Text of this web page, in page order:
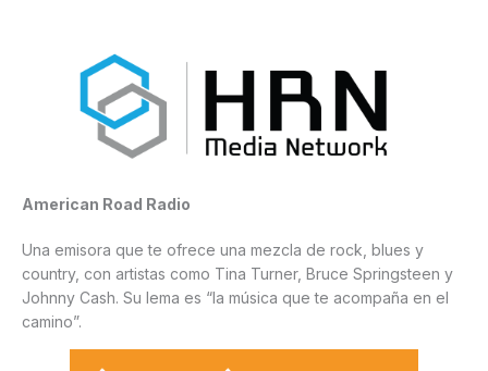
American Road Radio
Una emisora que te ofrece una mezcla de rock, blues y
country, con artistas como Tina Turner, Bruce Springsteen y
Johnny Cash. Su lema es “la música que te acompaña en el
camino”.